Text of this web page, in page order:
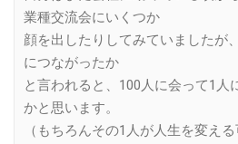
業種交流会にいくつか
顔を出したりしてみていましたが
につながったか
と言われると、100人に会って1人
かと思います。
（もちろんその1人が人生を変え